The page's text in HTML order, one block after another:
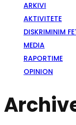
ARKIVI
AKTIVITETE
DISKRIMINIM
MEDIA
RAPORTIME
OPINION